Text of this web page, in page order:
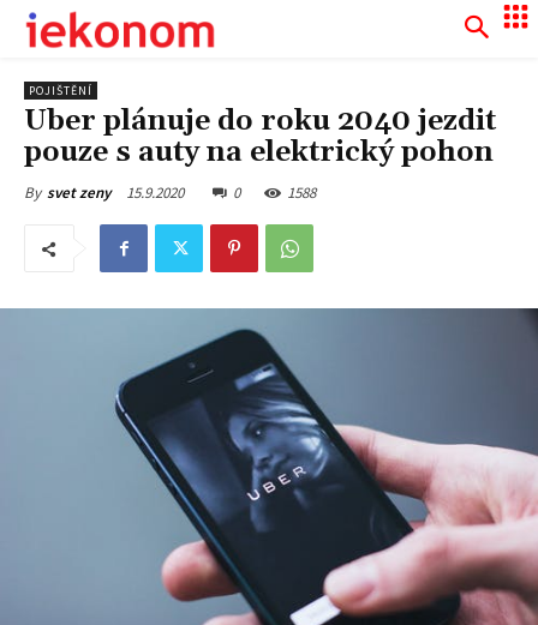
POJIŠTĚNÍ
Uber plánuje do roku 2040 jezdit
pouze s auty na elektrický pohon
By svet zeny 15.9.2020 0 1588